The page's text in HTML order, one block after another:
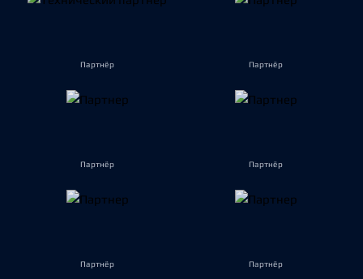
Партнёр Партнёр
Партнёр Партнёр
Партнёр Партнёр